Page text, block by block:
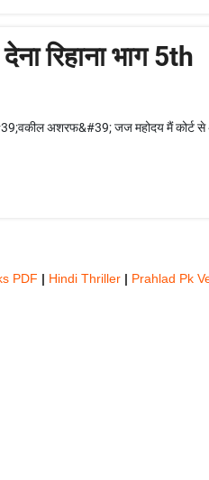
रिहाना भाग 5th
अशरफ&#39; जज महोदय मैं कोर्ट से
PDF | Hindi Thriller | Prahlad Pk